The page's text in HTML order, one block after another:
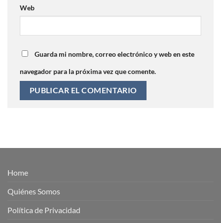
Web
Guarda mi nombre, correo electrónico y web en este
navegador para la próxima vez que comente.
Home
Quiénes Somos
Política de Privacidad